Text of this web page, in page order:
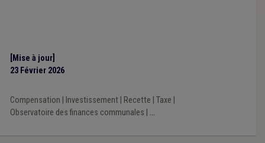
[Mise à jour]
23 Février 2026
Compensation Investissement| Recette Taxe
Observatoire des finances communales
...